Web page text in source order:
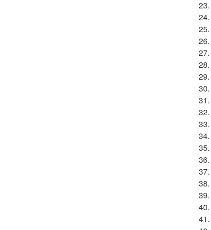
23.
24.
25.
26.
27.
28.
29.
30.
31.
32.
33.
34.
35.
36.
37.
38.
39.
40.
41.